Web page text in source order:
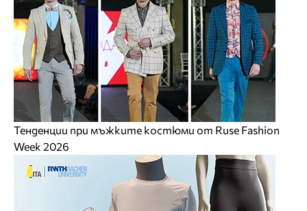
Тенденции при мъжките костюми от Ruse Fashion
Week 2026